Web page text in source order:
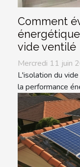
Comment
vide ventilé
Mercredi 11 juin
L'isolation du
la performance